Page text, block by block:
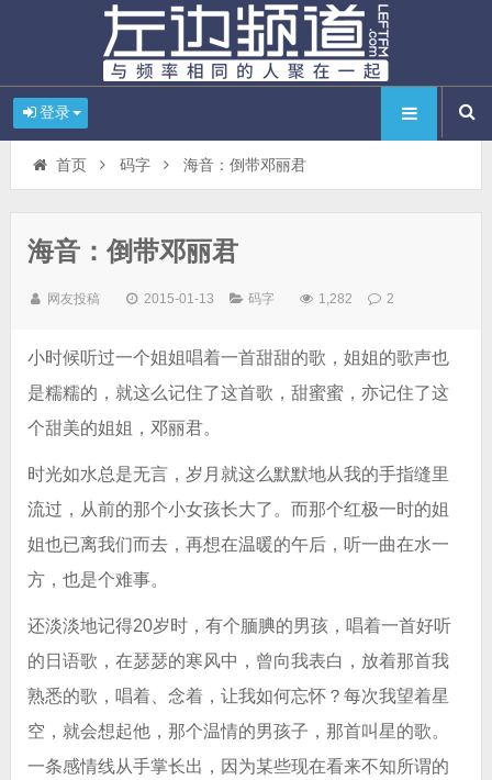
登录
首页 码字 海音：倒带邓丽君
海音：倒带邓丽君
网友投稿 2015-01-13 码字 1,282 2
小时候听过一个姐姐唱着一首甜甜的歌，姐姐的歌声也
是糯糯的，就这么记住了这首歌，甜蜜蜜，亦记住了这
个甜美的姐姐，邓丽君。
时光如水总是无言，岁月就这么默默地从我的手指缝里
流过，从前的那个小女孩长大了。而那个红极一时的姐
姐也已离我们而去，再想在温暖的午后，听一曲在水一
方，也是个难事。
还淡淡地记得20岁时，有个腼腆的男孩，唱着一首好听
的日语歌，在瑟瑟的寒风中，曾向我表白，放着那首我
熟悉的歌，唱着、念着，让我如何忘怀？每次我望着星
空，就会想起他，那个温情的男孩子，那首叫星的歌。
一条感情线从手掌长出，因为某些现在看来不知所谓的